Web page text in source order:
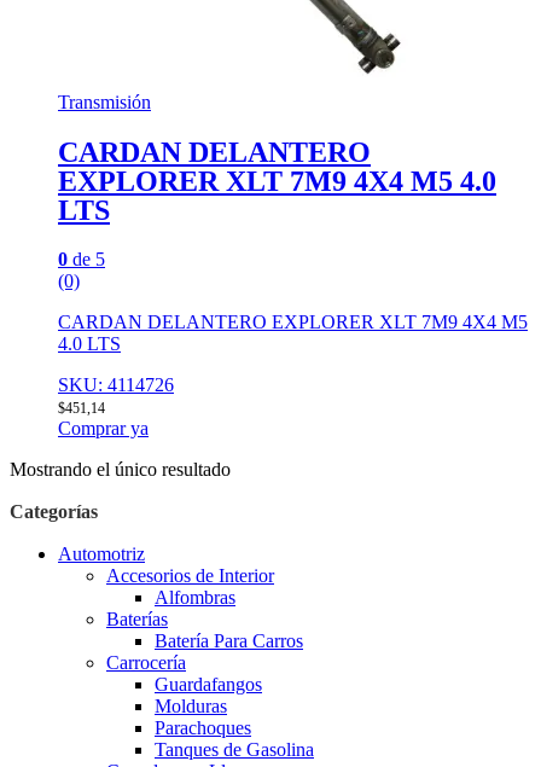
Transmisión
CARDAN DELANTERO
EXPLORER XLT 7M9 4X4 M5 4.0
LTS
0 de 5
(0)
CARDAN DELANTERO EXPLORER XLT 7M9 4X4 M5
4.0 LTS
SKU: 4114726
$451,14
Comprar ya
Mostrando el único resultado
Categorías
Automotriz
Accesorios de Interior
Alfombras
Baterías
Batería Para Carros
Carrocería
Guardafangos
Molduras
Parachoques
Tanques de Gasolina